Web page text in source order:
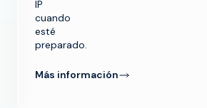
IP
cuando
esté
preparado.
Más información